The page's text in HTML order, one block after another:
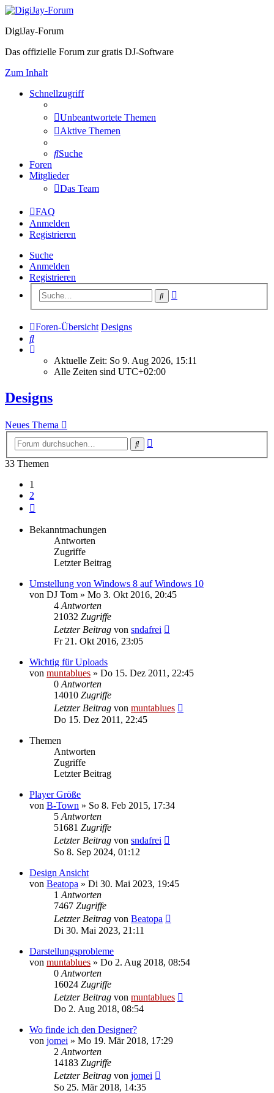
DigiJay-Forum
Das offizielle Forum zur gratis DJ-Software
Zum Inhalt
Schnellzugriff
Unbeantwortete Themen
Aktive Themen
Suche
Foren
Mitglieder
Das Team
FAQ
Anmelden
Registrieren
Suche
Anmelden
Registrieren
Suche
Foren-Übersicht Designs
Suche
Aktuelle Zeit: So 9. Aug 2026, 15:11
Alle Zeiten sind UTC+02:00
Designs
Neues Thema
Suche
33 Themen
1
2
Bekanntmachungen
Antworten
Zugriffe
Letzter Beitrag
Umstellung von Windows 8 auf Windows 10
von DJ Tom » Mo 3. Okt 2016, 20:45
4 Antworten
21032 Zugriffe
Letzter Beitrag von sndafrei
Fr 21. Okt 2016, 23:05
Wichtig für Uploads
von muntablues » Do 15. Dez 2011, 22:45
0 Antworten
14010 Zugriffe
Letzter Beitrag von muntablues
Do 15. Dez 2011, 22:45
Themen
Antworten
Zugriffe
Letzter Beitrag
Player Größe
von B-Town » So 8. Feb 2015, 17:34
5 Antworten
51681 Zugriffe
Letzter Beitrag von sndafrei
So 8. Sep 2024, 01:12
Design Ansicht
von Beatopa » Di 30. Mai 2023, 19:45
1 Antworten
7467 Zugriffe
Letzter Beitrag von Beatopa
Di 30. Mai 2023, 21:11
Darstellungsprobleme
von muntablues » Do 2. Aug 2018, 08:54
0 Antworten
16024 Zugriffe
Letzter Beitrag von muntablues
Do 2. Aug 2018, 08:54
Wo finde ich den Designer?
von jomei » Mo 19. Mär 2018, 17:29
2 Antworten
14183 Zugriffe
Letzter Beitrag von jomei
So 25. Mär 2018, 14:35